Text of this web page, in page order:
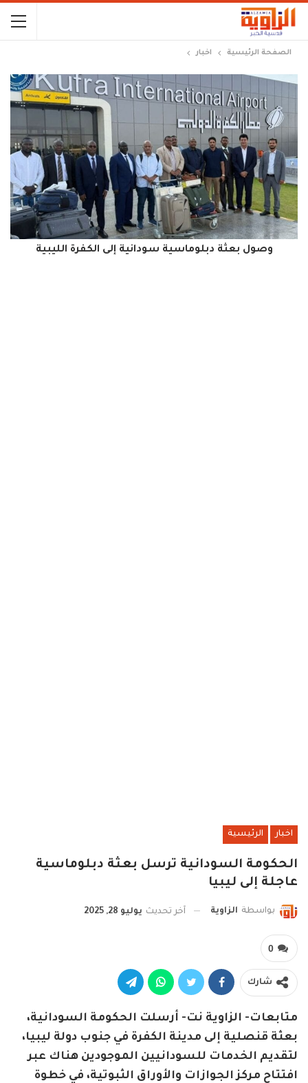
الصفحة الرئيسية اخبار
وصول بعثة دبلوماسية سودانية إلى الكفرة الليبية
اخبار الرئيسية
الحكومة السودانية ترسل بعثة دبلوماسية
عاجلة إلى ليبيا
بواسطة الزاوية آخر تحديث يوليو 28, 2025
0
شارك
متابعات- الزاوية نت- أرسلت الحكومة السودانية،
بعثة قنصلية إلى مدينة الكفرة في جنوب دولة ليبيا،
لتقديم الخدمات للسودانيين الموجودين هناك عبر
افتتاح مركز الجوازات والأوراق الثبوتية، في خطوة